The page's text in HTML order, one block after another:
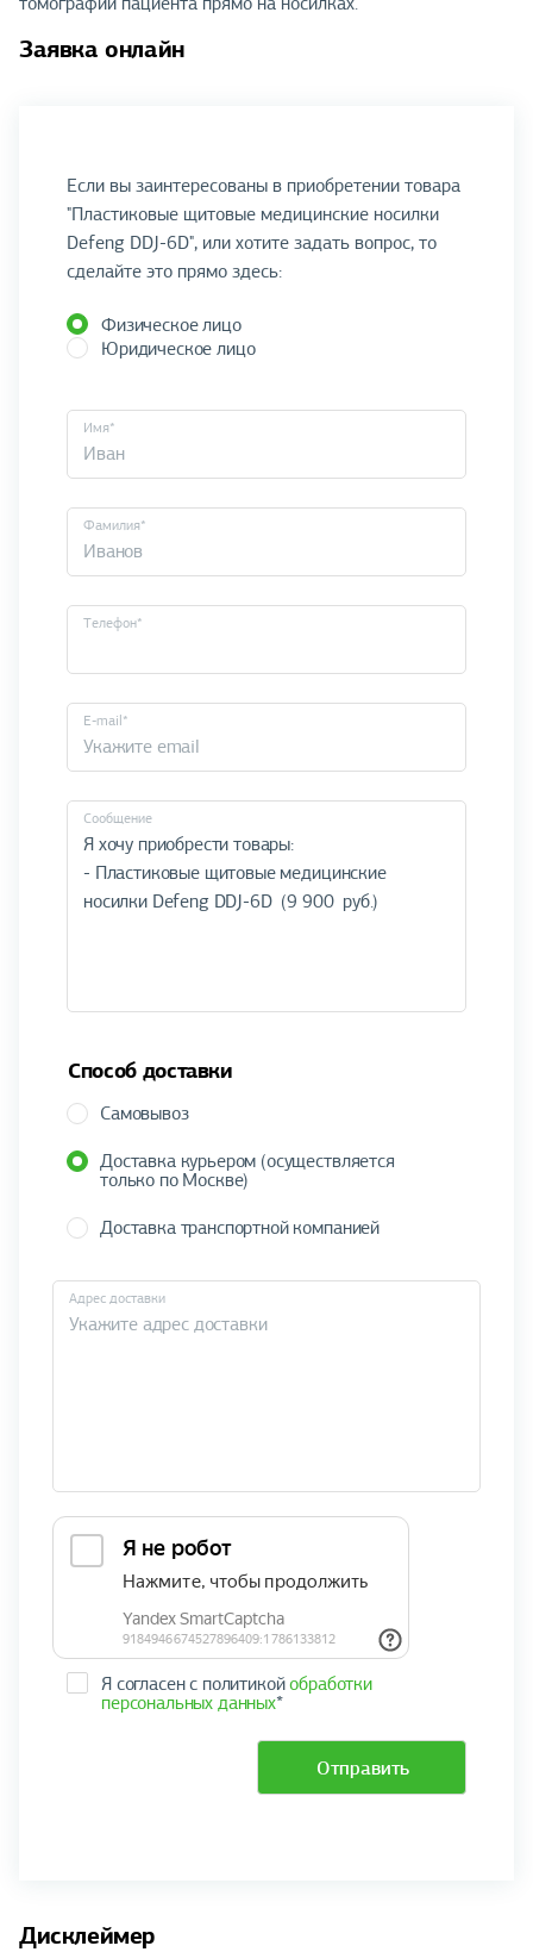
Заявка онлайн
Если вы заинтересованы в приобретении товара
"Пластиковые щитовые медицинские носилки
Defeng DDJ-6D", или хотите задать вопрос, то
сделайте это прямо здесь:
Физическое лицо
Юридическое лицо
Имя*
Фамилия*
Телефон*
E-mail*
Cообщение
Способ доставки
Самовывоз
Доставка курьером (осуществляется
только по Москве)
Доставка транспортной компанией
Адрес доставки
Я согласен с политикойобработки
персональных данных*
Отправить
Дисклеймер